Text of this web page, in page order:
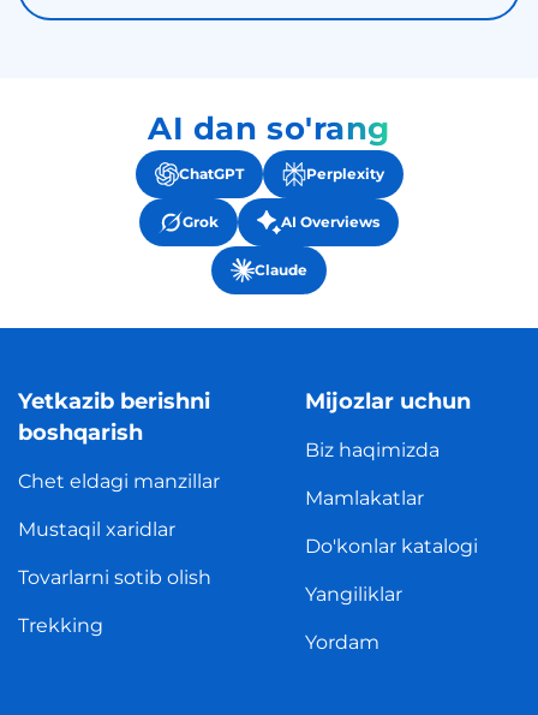
AI dan so'rang
ChatGPT Perplexity
Grok AI Overviews
Claude
Yetkazib berishni
boshqarish
Chet eldagi manzillar
Mustaqil xaridlar
Tovarlarni sotib olish
Trekking
Mijozlar uchun
Biz haqimizda
Mamlakatlar
Do'konlar katalogi
Yangiliklar
Yordam